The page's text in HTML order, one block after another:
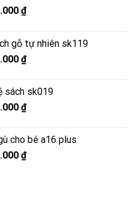
₫.
₫Giá
là:
2.900.000 ₫.
gỗ tự nhiên sk119
₫.
₫Giá
là:
2.050.000 ₫.
sách sk019
₫.
₫Giá
là:
2.500.000 ₫.
cho bé a16 plus
₫Giá